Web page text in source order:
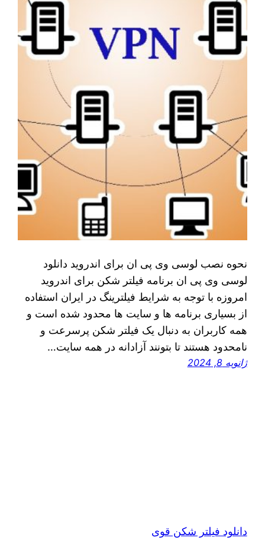
نحوه نصب لوسی وی پی ان برای اندروید دانلود
لوسی وی پی ان برنامه فیلتر شکن برای اندروید
امروزه با توجه به شرایط فیلترینگ در ایران استفاده
از بسیاری برنامه ها و سایت ها محدود شده است و
همه کاربران به دنبال یک فیلتر شکن پرسرعت و
نامحدود هستند تا بتونند آزادانه در همه سایت…
ژانویه 8, 2024
دانلود فیلتر شکن قوی